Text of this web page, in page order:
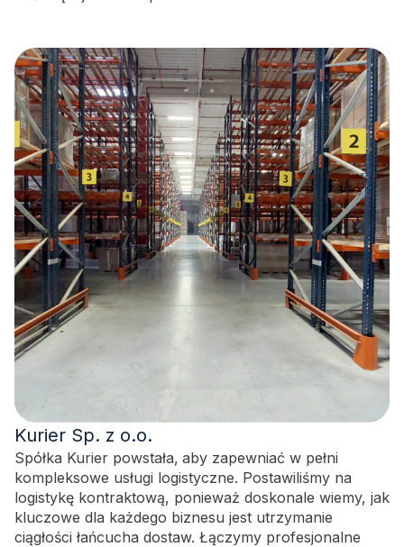
Kurier Sp. z o.o.
Spółka Kurier powstała, aby zapewniać w pełni
kompleksowe usługi logistyczne. Postawiliśmy na
logistykę kontraktową, ponieważ doskonale wiemy, jak
kluczowe dla każdego biznesu jest utrzymanie
ciągłości łańcucha dostaw. Łączymy profesjonalne